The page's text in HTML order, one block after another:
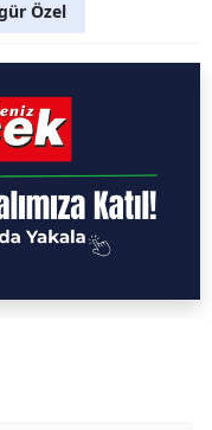
Özel